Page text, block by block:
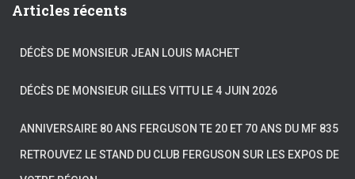
Articles récents
DÉCÈS DE MONSIEUR JEAN LOUIS MACHET
DÉCÈS DE MONSIEUR GILLES VITTU LE 4 JUIN 2026
ANNIVERSAIRE 80 ANS FERGUSON TE 20 ET 70 ANS DU MF 835
RETROUVEZ LE STAND DU CLUB FERGUSON SUR LES EXPOS DE